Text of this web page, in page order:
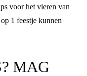
voor het vieren van
1 feestje kunnen
MAG